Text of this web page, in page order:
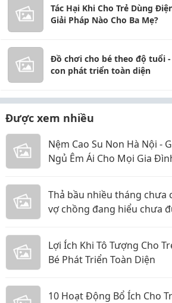
Tác Hại Khi Cho Trẻ Dùng
Giải Pháp Nào Cho Ba Mẹ?
Đồ chơi cho bé theo độ tuổi
con phát triển toàn diện
Được xem nhiều
Nệm Cao Su Non Hà Nội -
Ngủ Êm Ái Cho Mọi Gia
Thả bầu nhiều tháng chưa
vợ chồng đang hiểu chưa
Lợi Ích Khi Tô Tượng Cho
Bé Phát Triển Toàn Diện
10 Hoạt Động Bổ Ích Cho